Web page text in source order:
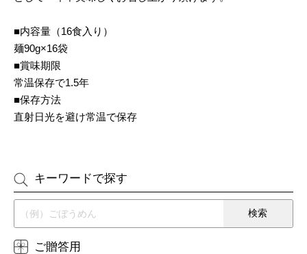
■内容量（16食入り）
麺90g×16袋
■賞味期限
常温保存で1.5年
■保存方法
直射日光を避け常温で保存
キーワードで探す
ご贈答用